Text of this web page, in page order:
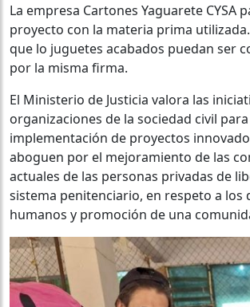
La empresa Cartones Yaguarete CYSA
proyecto con la materia prima
que lo juguetes acabados puedan ser
por la misma firma.
El Ministerio de Justicia valora las
organizaciones de la sociedad civil
implementación de proyectos
aboguen por el mejoramiento de las
actuales de las personas privadas de
sistema penitenciario, en respeto a los
humanos y promoción de una